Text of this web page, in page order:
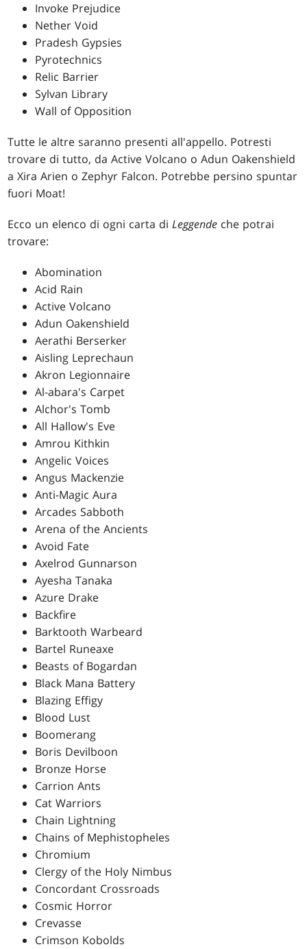
Invoke Prejudice
Nether Void
Pradesh Gypsies
Pyrotechnics
Relic Barrier
Sylvan Library
Wall of Opposition
Tutte le altre saranno presenti all'appello. Potresti
trovare di tutto, da Active Volcano o Adun Oakenshield
a Xira Arien o Zephyr Falcon. Potrebbe persino spuntar
fuori Moat!
Ecco un elenco di ogni carta diLeggende che potrai
trovare:
Abomination
Acid Rain
Active Volcano
Adun Oakenshield
Aerathi Berserker
Aisling Leprechaun
Akron Legionnaire
Al-abara's Carpet
Alchor's Tomb
All Hallow's Eve
Amrou Kithkin
Angelic Voices
Angus Mackenzie
Anti-Magic Aura
Arcades Sabboth
Arena of the Ancients
Avoid Fate
Axelrod Gunnarson
Ayesha Tanaka
Azure Drake
Backfire
Barktooth Warbeard
Bartel Runeaxe
Beasts of Bogardan
Black Mana Battery
Blazing Effigy
Blood Lust
Boomerang
Boris Devilboon
Bronze Horse
Carrion Ants
Cat Warriors
Chain Lightning
Chains of Mephistopheles
Chromium
Clergy of the Holy Nimbus
Concordant Crossroads
Cosmic Horror
Crevasse
Crimson Kobolds